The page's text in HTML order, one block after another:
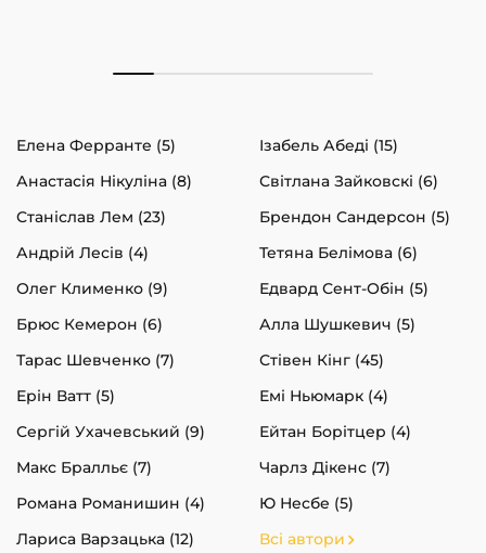
Елена Ферранте (5)
Ізабель Абеді (15)
Анастасія Нікуліна (8)
Світлана Зайковскі (6)
Станіслав Лем (23)
Брендон Сандерсон (5)
Андрій Лесів (4)
Тетяна Белімова (6)
Олег Клименко (9)
Едвард Сент-Обін (5)
Брюс Кемерон (6)
Алла Шушкевич (5)
Тарас Шевченко (7)
Стівен Кінг (45)
Ерін Ватт (5)
Емі Ньюмарк (4)
Сергій Ухачевський (9)
Ейтан Борітцер (4)
Макс Бралльє (7)
Чарлз Дікенс (7)
Романа Романишин (4)
Ю Несбе (5)
Лариса Варзацька (12)
Всі автори